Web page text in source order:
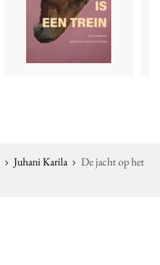
Juhani Karila
De jacht op het